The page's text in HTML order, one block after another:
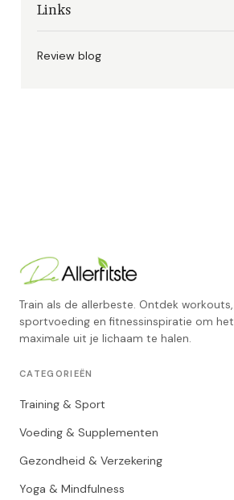
Links
Review blog
Train als de allerbeste. Ontdek workouts,
sportvoeding en fitnessinspiratie om het
maximale uit je lichaam te halen.
CATEGORIEËN
Training & Sport
Voeding & Supplementen
Gezondheid & Verzekering
Yoga & Mindfulness